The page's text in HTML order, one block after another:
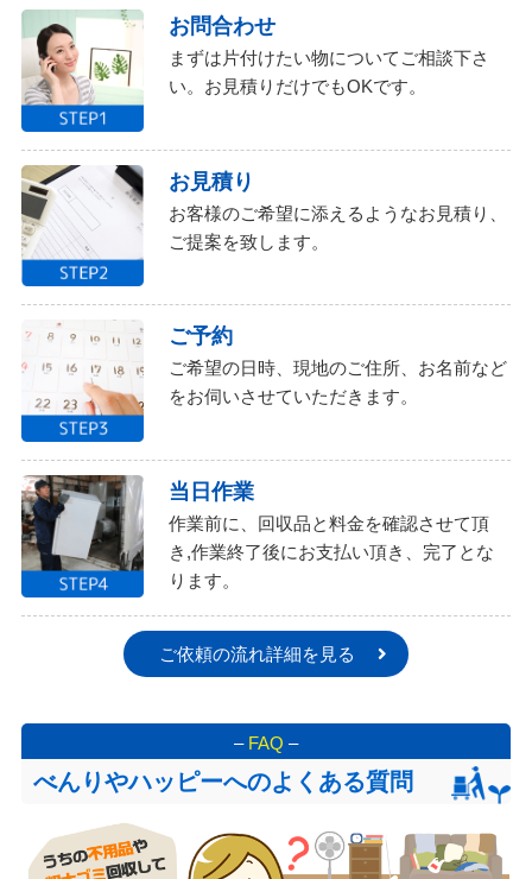
お問合わせ
まずは片付けたい物についてご相談下さ
い。お見積りだけでもOKです。
お見積り
お客様のご希望に添えるようなお見積り、
ご提案を致します。
ご予約
ご希望の日時、現地のご住所、お名前など
をお伺いさせていただきます。
当日作業
作業前に、回収品と料金を確認させて頂
き,作業終了後にお支払い頂き、完了とな
ります。
ご依頼の流れ詳細を見る
– FAQ –
べんりやハッピーへのよくある質問